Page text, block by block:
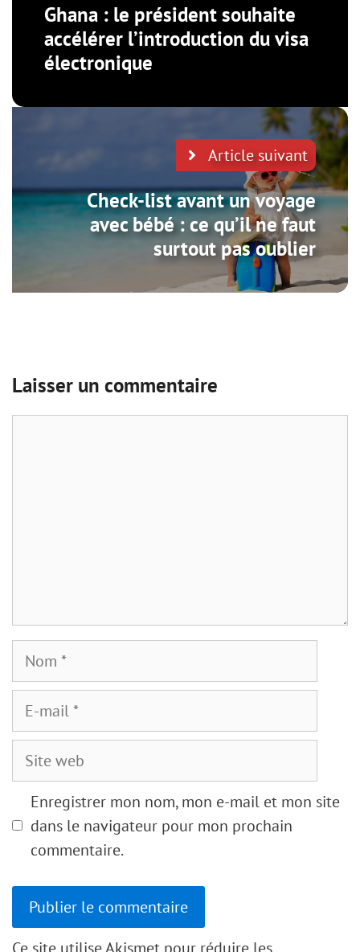
Ghana : le président souhaite
accélérer l’introduction du visa
électronique
Article suivant
Check-list avant un voyage
avec bébé : ce qu’il ne faut
surtout pas oublier
Laisser un commentaire
Nom
Site
Enregistrer mon nom, mon e-mail et mon site
dans le navigateur pour mon prochain
commentaire.
Ce site utilise Akismet pour réduire les